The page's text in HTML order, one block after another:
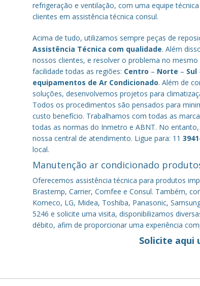
refrigeração e ventilação, com uma equipe
clientes em assistência técnica consul.
Acima de tudo, utilizamos sempre peças de
Assistência Técnica com qualidade. Além
nossos clientes, e resolver o problema no
facilidade todas as regiões: Centro – Norte – Sul
equipamentos de Ar Condicionado. Além de
soluções, desenvolvemos projetos para
Todos os procedimentos são pensados para
custo benefício. Trabalhamos com todas as
todas as normas do Inmetro e ABNT. No
nossa central de atendimento. Ligue para: 11
local.
Manutenção ar condicionado
Oferecemos assistência técnica para produtos
Brastemp, Carrier, Comfee e Consul. Também,
Komeco, LG, Midea, Toshiba, Panasonic,
5246 e solicite uma visita, disponibilizamos
débito, afim de proporcionar uma experiência
Solicite aqui